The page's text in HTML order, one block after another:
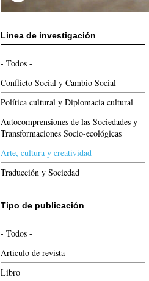
Linea de investigación
- Todos -
Conflicto Social y Cambio Social
Política cultural y Diplomacia cultural
Autocomprensiones de las Sociedades y
Transformaciones Socio-ecológicas
Arte, cultura y creatividad
Traducción y Sociedad
Tipo de publicación
- Todos -
Articulo de revista
Libro